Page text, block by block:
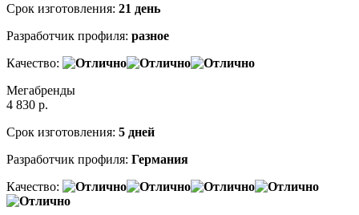
Срок изготовления: 21 день
Разработчик профиля: разное
Качество:
Мегабренды
4 830 р.
Срок изготовления: 5 дней
Разработчик профиля: Германия
Качество: